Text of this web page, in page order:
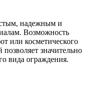
надежным и
Возможность
или косметического
значительно
вида ограждения.